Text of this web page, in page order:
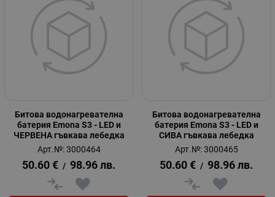
Битова водонагревателна
батерия Emona S3 - LED и
ЧЕРВЕНА гъвкава лебедка
Арт.№: 3000464
50.60 € / 98.96 лв.
Битова водонагревателна
батерия Emona S3 - LED и
СИВА гъвкава лебедка
Арт.№: 3000465
50.60 € / 98.96 лв.